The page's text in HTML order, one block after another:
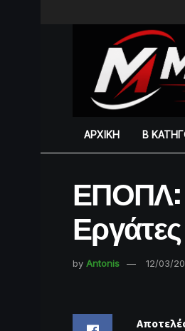
ΑΡΧΙΚΗ Β
ΕΠΟΠΛ:
by Antonis 12/03/